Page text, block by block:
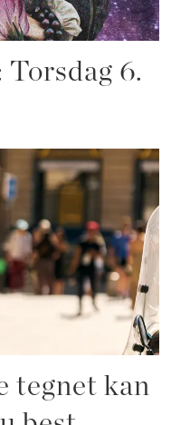
Torsdag 6.
tegnet kan